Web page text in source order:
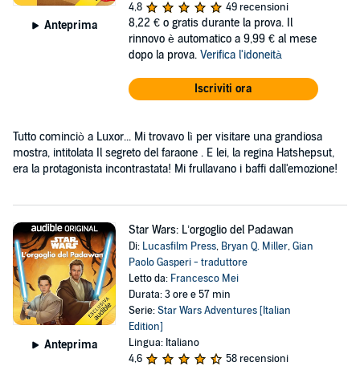
Anteprima
4,8
49 recensioni
8,22 € o gratis durante la prova. Il
rinnovo è automatico a 9,99 € al mese
dopo la prova. Verifica l'idoneità
Iscriviti ora
Tutto cominciò a Luxor... Mi trovavo lì per visitare una grandiosa
mostra, intitolata Il segreto del faraone . E lei, la regina Hatshepsut,
era la protagonista incontrastata! Mi frullavano i baffi dall'emozione!
Anteprima
Star Wars: L’orgoglio del Padawan
Di: Lucasfilm Press, Bryan Q. Miller,Gian
Paolo Gasperi - traduttore
Letto da: Francesco Mei
Durata: 3 ore e 57 min
Serie:Star Wars Adventures [Italian
Edition]
Lingua: Italiano
4,6
58 recensioni